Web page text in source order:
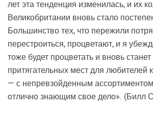
лет эта тенденция изменилась, и их
Великобритании вновь стало
Большинство тех, что пережили
перестроиться, процветают, и я
тоже будет процветать и вновь
притягательных мест для любителей
— с непревзойденным
отлично знающим свое дело». (Билл